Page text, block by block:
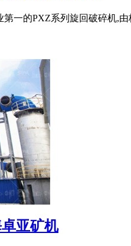
一的PXZ系列旋回破碎机,
亚矿机